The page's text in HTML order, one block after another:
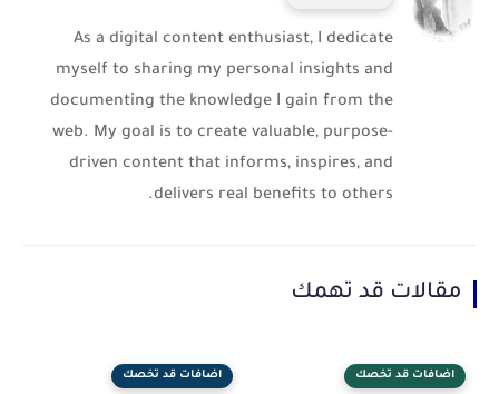
As a digital content enthusiast, I dedicate
myself to sharing my personal insights and
documenting the knowledge I gain from the
web. My goal is to create valuable, purpose-
driven content that informs, inspires, and
delivers real benefits to others.
مقالات قد تهمك
اضافات قد تخصك اضافات قد تخصك